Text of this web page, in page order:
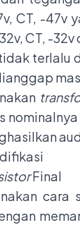
CT, -47v
CT, -32v
terlalu
nominalnya
Final